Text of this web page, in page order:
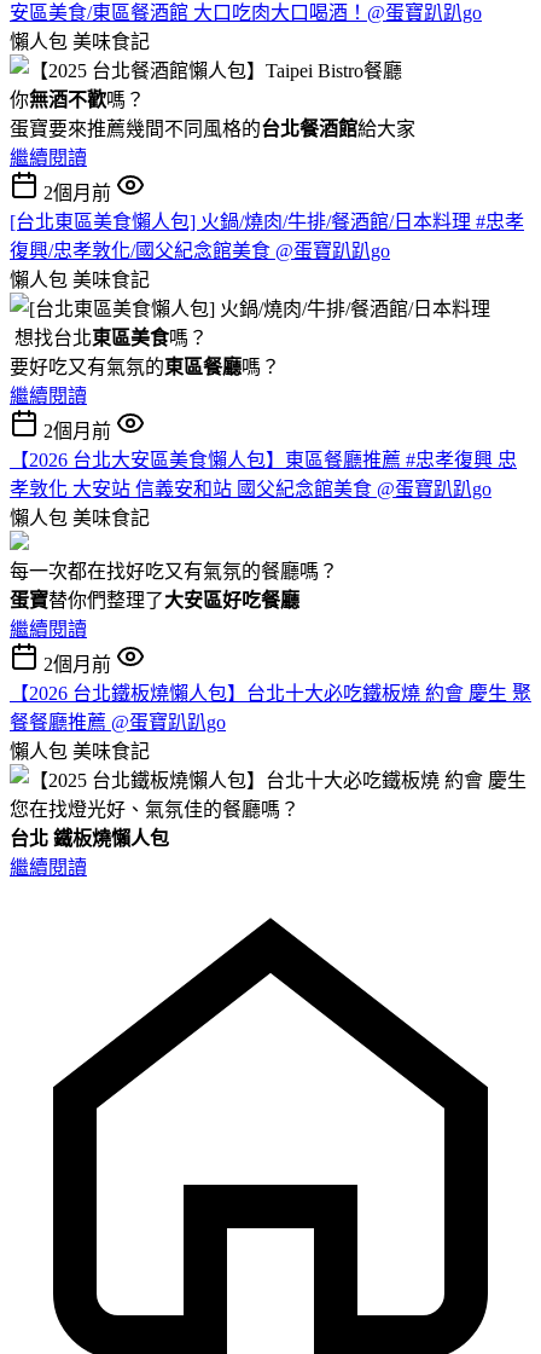
安區美食/東區餐酒館 大口吃肉大口喝酒！@蛋寶趴趴go
懶人包 美味食記
你無酒不歡嗎？
蛋寶要來推薦幾間不同風格的台北餐酒館給大家
繼續閱讀
2個月前
[台北東區美食懶人包] 火鍋/燒肉/牛排/餐酒館/日本料理 #忠孝
復興/忠孝敦化/國父紀念館美食 @蛋寶趴趴go
懶人包 美味食記
想找台北東區美食嗎？
要好吃又有氣氛的東區餐廳嗎？
繼續閱讀
2個月前
【2026 台北大安區美食懶人包】東區餐廳推薦 #忠孝復興 忠
孝敦化 大安站 信義安和站 國父紀念館美食 @蛋寶趴趴go
懶人包 美味食記
每一次都在找好吃又有氣氛的餐廳嗎？
蛋寶替你們整理了大安區好吃餐廳
繼續閱讀
2個月前
【2026 台北鐵板燒懶人包】台北十大必吃鐵板燒 約會 慶生 聚
餐餐廳推薦 @蛋寶趴趴go
懶人包 美味食記
您在找燈光好、氣氛佳的餐廳嗎？
台北 鐵板燒懶人包
繼續閱讀